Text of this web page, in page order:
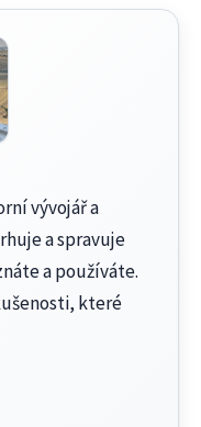
vývojář a
a spravuje
a používáte.
které